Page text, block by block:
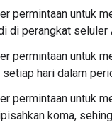
permintaan untuk
di perangkat
permintaan untuk
hari dalam
permintaan untuk
koma,